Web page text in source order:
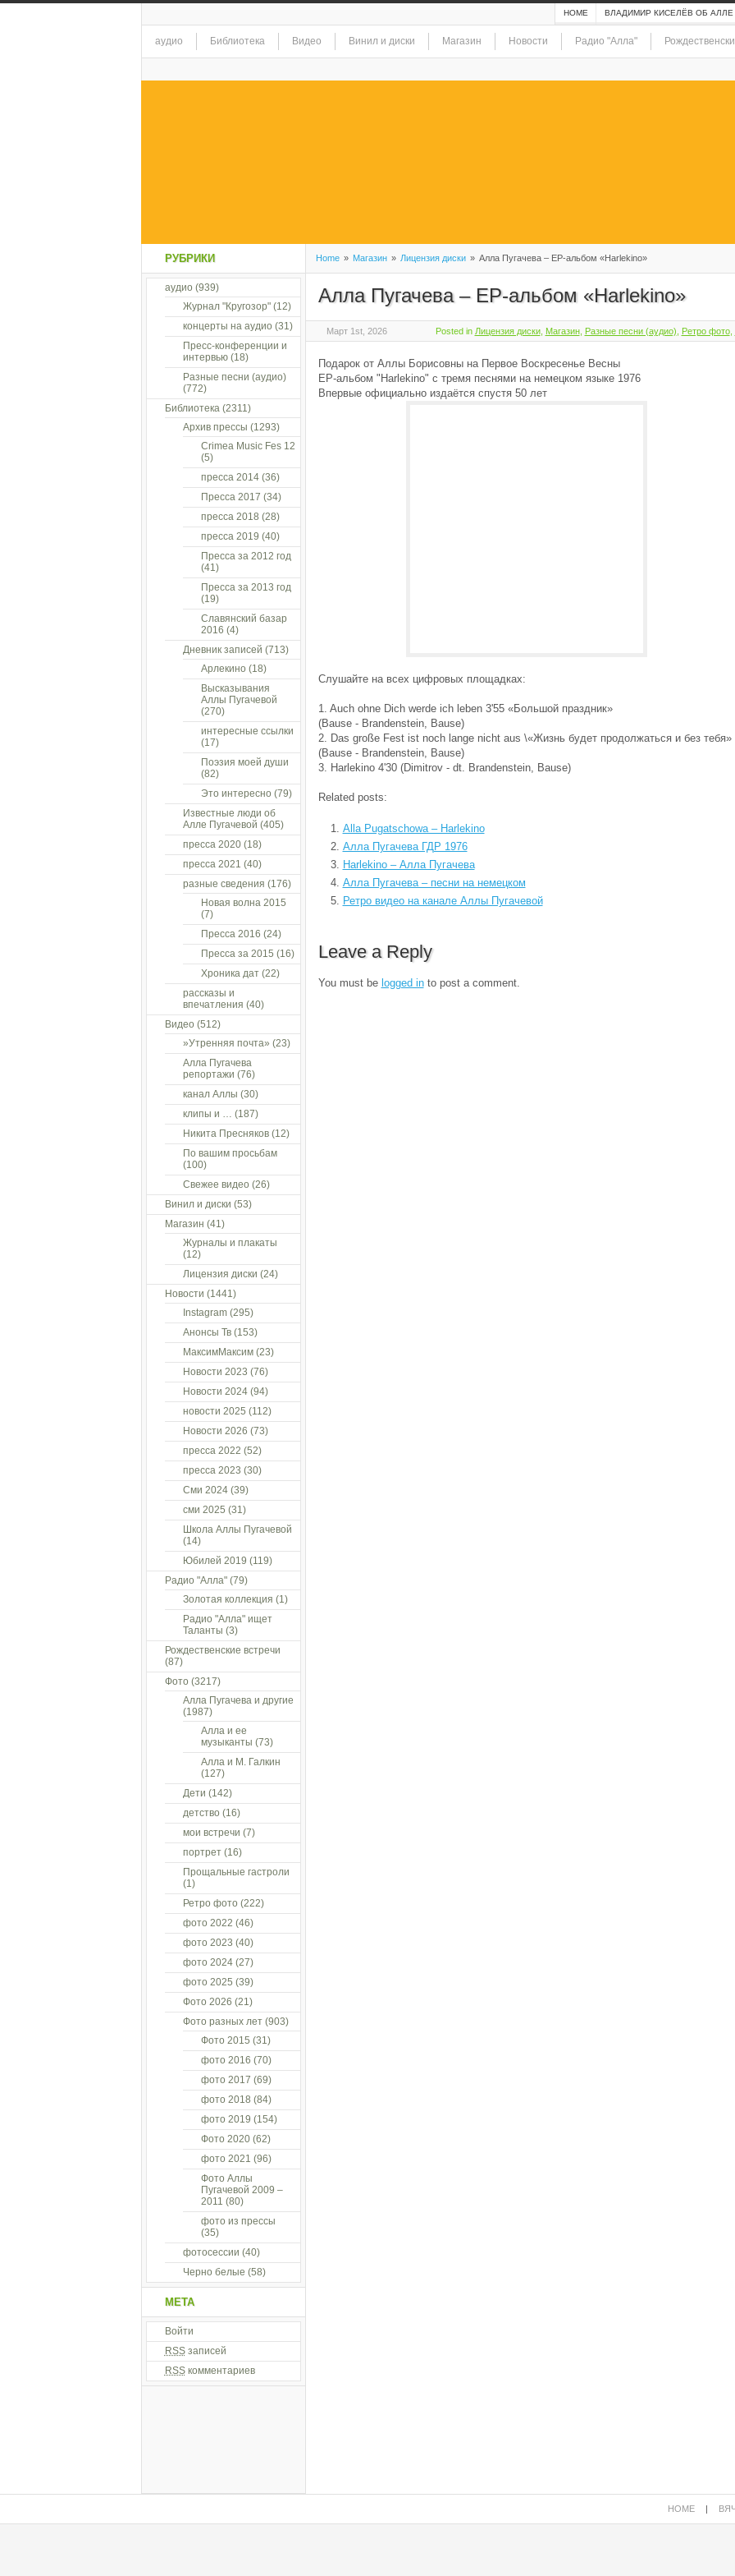
HOME ВЛАДИМИР КИСЕЛЁВ ОБ АЛЛЕ
аудио Библиотека Видео Винил и диски Магазин Новости Радио "Алла"
Home » Магазин » Лицензия диски » Алла Пугачева – EP-альбом «Harlekino»
Алла Пугачева – EP-альбом «Harlekino»
Март 1st, 2026 Posted in Лицензия диски, Магазин, Разные песни (аудио) Ретро фото,
Подарок от Аллы Борисовны на Первое Воскресенье Весны
EP-альбом "Harlekino" с тремя песнями на немецком языке 1976
Впервые официально издаётся спустя 50 лет
Слушайте на всех цифровых площадках:
1. Auch ohne Dich werde ich leben 3'55 «Большой праздник»
(Bause - Brandenstein, Bause)
2. Das große Fest ist noch lange nicht aus \«Жизнь будет продолжаться и без тебя»
(Bause - Brandenstein, Bause)
3. Harlekino 4'30 (Dimitrov - dt. Brandenstein, Bause)
Related posts:
Alla Pugatschowa – Harlekino
Алла Пугачева ГДР 1976
Harlekino – Алла Пугачева
Алла Пугачева – песни на немецком
Ретро видео на канале Аллы Пугачевой
Leave a Reply
You must be logged into post a comment.
РУБРИКИ
аудио (939)
Журнал "Кругозор"(12)
концерты на аудио (31)
Пресс-конференции и
интервью(18)
Разные песни (аудио)
(772)
Библиотека(2311)
Архив прессы (1293)
Crimea Music Fes 12
(5)
пресса 2014(36)
Пресса 2017 (34)
пресса 2018 (28)
пресса 2019 (40)
Пресса за 2012 год
(41)
Пресса за 2013 год
(19)
Славянский базар
2016 (4)
Дневник записей (713)
Арлекино (18)
Высказывания
Аллы Пугачевой
(270)
интересные ссылки
(17)
Поэзия моей души
(82)
Это интересно (79)
Известные люди об
Алле Пугачевой (405)
пресса 2020(18)
пресса 2021 (40)
разные сведения (176)
Новая волна 2015
(7)
Пресса 2016 (24)
Пресса за 2015 (16)
Хроника дат(22)
рассказы и
впечатления (40)
Видео (512)
»Утренняя почта» (23)
Алла Пугачева
репортажи (76)
канал Аллы (30)
клипы и … (187)
Никита Пресняков(12)
По вашим просьбам
(100)
Свежее видео (26)
Винил и диски (53)
Магазин (41)
Журналы и плакаты
(12)
Лицензия диски (24)
Новости (1441)
Instagram(295)
Анонсы Тв(153)
МаксимМаксим(23)
Новости 2023 (76)
Новости 2024(94)
новости 2025 (112)
Новости 2026 (73)
пресса 2022 (52)
пресса 2023 (30)
Сми 2024(39)
сми 2025 (31)
Школа Аллы Пугачевой
(14)
Юбилей 2019 (119)
Радио "Алла"(79)
Золотая коллекция (1)
Радио "Алла" ищет
Таланты (3)
Рождественские встречи
(87)
Фото (3217)
Алла Пугачева и другие
(1987)
Алла и ее
музыканты (73)
Алла и М. Галкин
(127)
Дети (142)
детство (16)
мои встречи (7)
портрет(16)
Прощальные гастроли
(1)
Ретро фото (222)
фото 2022 (46)
фото 2023 (40)
фото 2024(27)
фото 2025 (39)
Фото 2026 (21)
Фото разных лет(903)
Фото 2015 (31)
фото 2016 (70)
фото 2017 (69)
фото 2018 (84)
фото 2019 (154)
Фото 2020(62)
фото 2021 (96)
Фото Аллы
Пугачевой 2009 –
2011 (80)
фото из прессы
(35)
фотосессии (40)
Черно белые (58)
МЕТА
Войти
RSSзаписей
RSSкомментариев
HOME |